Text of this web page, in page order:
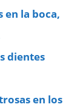
en la boca,
dientes
en los